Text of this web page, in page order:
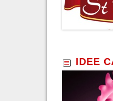
IDEE